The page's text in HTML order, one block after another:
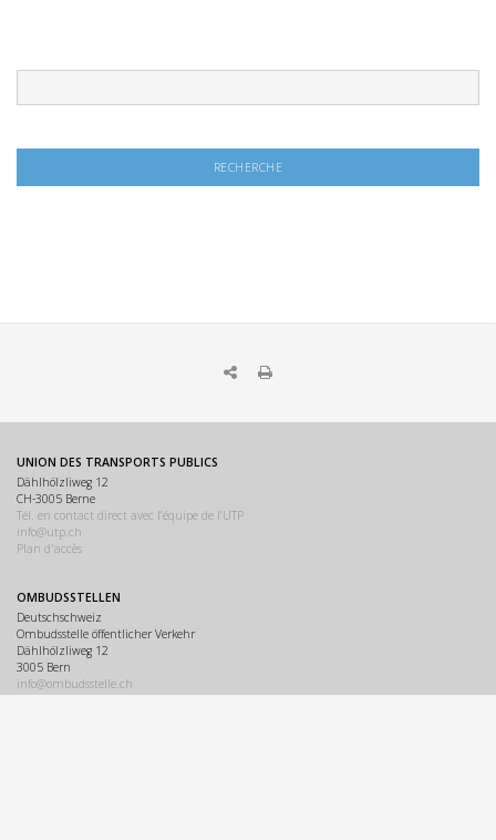
UNION DES TRANSPORTS PUBLICS
Dählhölzliweg 12
CH-3005 Berne
Tél. en contact direct avec l’équipe de l’UTP
info@utp.ch
Plan d'accès
OMBUDSSTELLEN
Deutschschweiz
Ombudsstelle öffentlicher Verkehr
Dählhölzliweg 12
3005 Bern
info@ombudsstelle.ch